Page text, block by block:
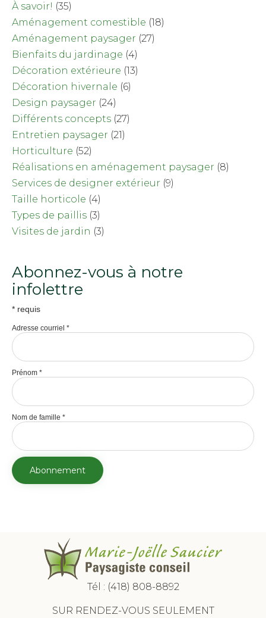
À savoir! (35)
Aménagement comestible (18)
Aménagement paysager (27)
Bienfaits du jardinage (4)
Décoration extérieure (13)
Décoration hivernale (6)
Design paysager (24)
Différents concepts (27)
Entretien paysager (21)
Horticulture (52)
Réalisations en aménagement paysager (8)
Services de designer extérieur (9)
Taille horticole (4)
Types de paillis (3)
Visites de jardin (3)
Abonnez-vous à notre
infolettre
* requis
Adresse courriel *
Prénom *
Nom de famille *
Tél : (418) 808-8892
SUR RENDEZ-VOUS SEULEMENT